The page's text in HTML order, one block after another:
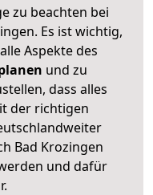
zu beachten bei
Es ist wichtig,
Aspekte des
und zu
dass alles
der richtigen
Bad Krozingen
und dafür